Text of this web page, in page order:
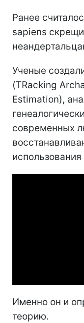
Ранее
sapiens
Ученые
(TRacking
Estimation),
современных
Именно он и
теорию.